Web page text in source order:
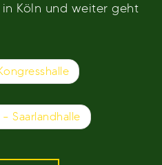
Köln und weiter geht
Saarlandhalle